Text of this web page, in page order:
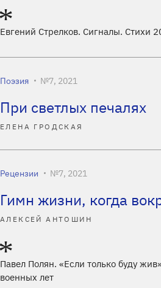
Евгений Стрелков. Сигналы. Стихи
Поэзия №7, 2021
При светлых печалях
ЕЛЕНА ГРОДСКАЯ
Рецензии №7, 2021
Гимн жизни, когда
АЛЕКСЕЙ АНТОШИН
Павел Полян. «Если только буду
военных лет